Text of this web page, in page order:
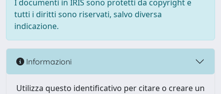
I documenti in IRIS sono protetti da copyright e
tutti i diritti sono riservati, salvo diversa
indicazione.
Informazioni
Utilizza questo identificativo per citare o creare un